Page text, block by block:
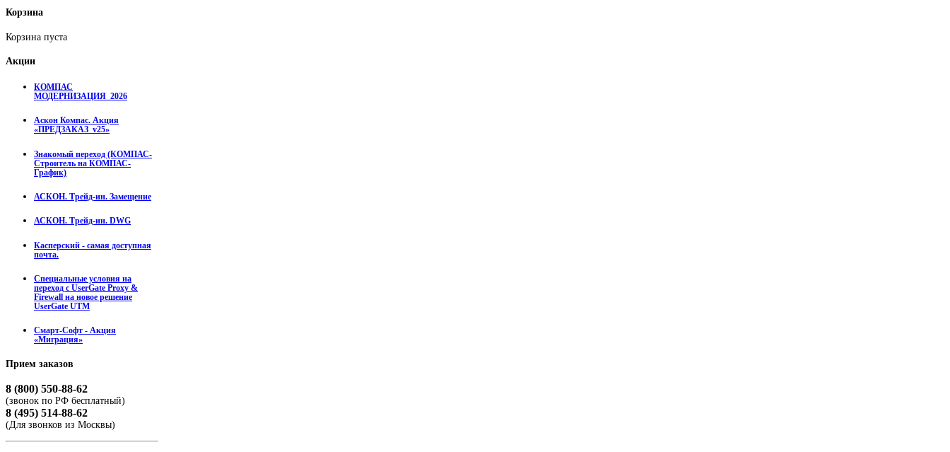
Корзина
Корзина пуста
Акции
КОМПАС
МОДЕРНИЗАЦИЯ_2026
Аскон Компас. Акция
«ПРЕДЗАКАЗ_v25»
Знакомый переход (КОМПАС-
Строитель на КОМПАС-
График)
АСКОН. Трейд-ин. Замещение
АСКОН. Трейд-ин. DWG
Касперский - самая доступная
почта.
Специальные условия на
переход с UserGate Proxy &
Firewall на новое решение
UserGate UTM
Смарт-Софт - Акция
«Миграция»
Прием заказов
8 (800) 550-88-62
(звонок по РФ бесплатный)
8 (495) 514-88-62
(Для звонков из Москвы)